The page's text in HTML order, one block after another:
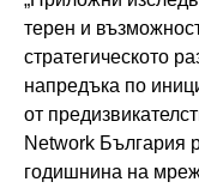
терен и
стратегическото
напредъка по
от
Network България
годишнина на